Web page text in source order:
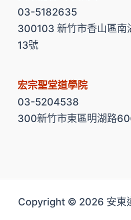
03-5182635
300103 新竹市香山區南
13號
宏宗聖堂道學院
03-5204538
300新竹市東區明湖路
Copyright © 2026 安東